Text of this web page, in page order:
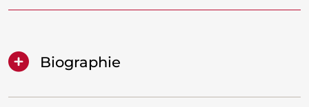
Biographie